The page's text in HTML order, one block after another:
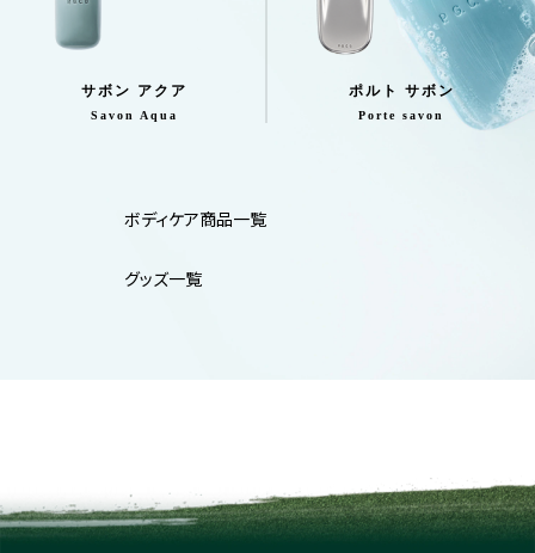
サボン アクア
Savon Aqua
ポルト サボン
Porte savon
ボディケア商品一覧
グッズ一覧